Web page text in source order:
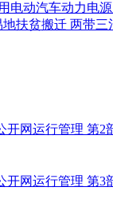
电动汽车动力电
地扶贫搬迁 两带
开网运行管理 第2
开网运行管理 第3